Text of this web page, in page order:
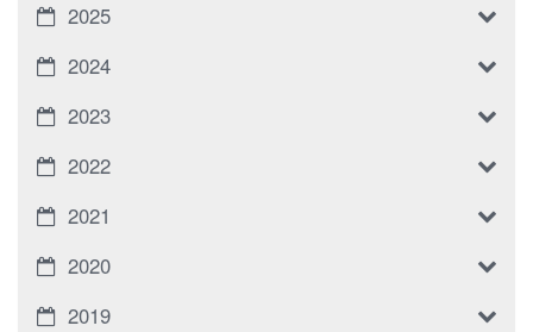
2025
2024
2023
2022
2021
2020
2019